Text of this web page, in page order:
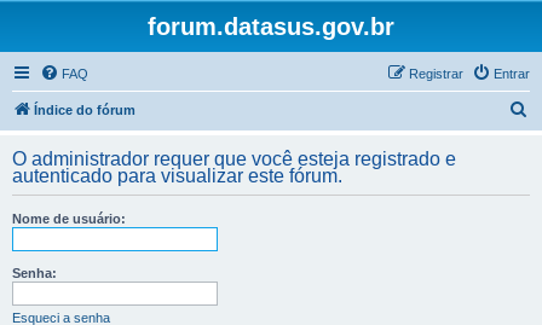
forum.datasus.gov.br
FAQ Entrar
Registrar
Índice do fórum
q
O administrador requer que você esteja registrado e
autenticado para visualizar este fórum.
Nome de usuário:
Senha:
Esqueci a senha